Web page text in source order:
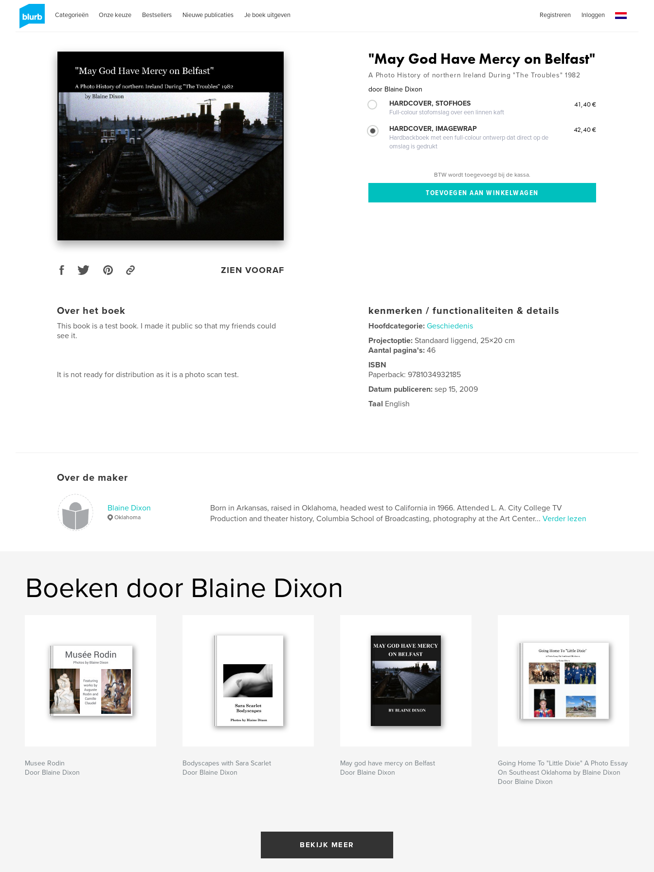
Categorieën Onze keuze Bestsellers Nieuwe publicaties Je boek uitgeven Registreren Inloggen
ZIEN VOORAF
"May God Have Mercy on Belfast"
A Photo History of northern Ireland During "The Troubles" 1982
door Blaine Dixon
HARDCOVER, STOFHOES
Full-colour stofomslag over een linnen kaft
41,40 €
HARDCOVER, IMAGEWRAP
Hardbackboek met een full-colour ontwerp dat direct op de
omslag is gedrukt
42,40 €
BTW wordt toegevoegd bij de kassa.
Over het boek
This book is a test book. I made it public so that my friends could
see it.
It is not ready for distribution as it is a photo scan test.
kenmerken / functionaliteiten & details
Hoofdcategorie: Geschiedenis
Projectoptie:Standaard liggend, 25×20 cm
Aantal pagina's:46
ISBN
Paperback: 9781034932185
Datum publiceren: sep 15, 2009
Taal English
Over de maker
Blaine Dixon
Oklahoma
Born in Arkansas, raised in Oklahoma, headed west to California in 1966. Attended L. A. City College TV
Production and theater history, Columbia School of Broadcasting, photography at the Art Center... Verder lezen
Boeken door Blaine Dixon
Musee Rodin
Door Blaine Dixon
Bodyscapes with Sara Scarlet
Door Blaine Dixon
May god have mercy on Belfast
Door Blaine Dixon
Going Home To "Little Dixie" A Photo Essay
On Southeast Oklahoma by Blaine Dixon
Door Blaine Dixon
BEKIJK MEER